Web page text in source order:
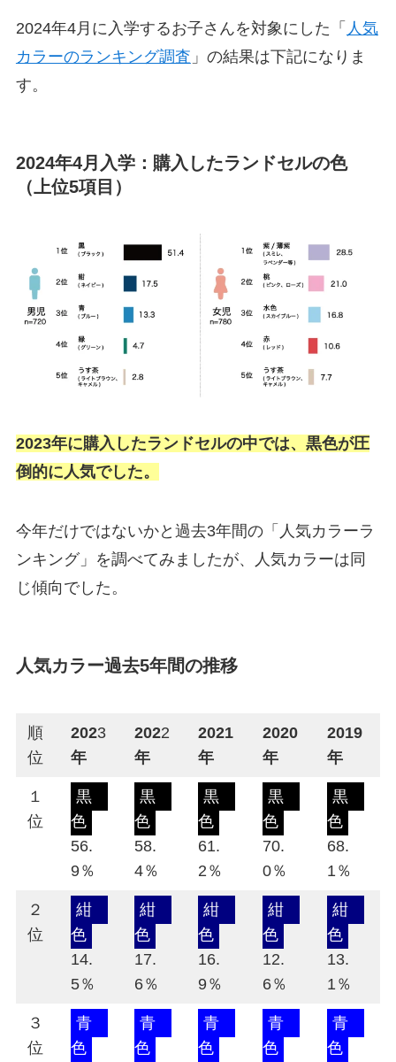
2024年4月に入学するお子さんを対象にした「 人気
カラーのランキング調査 」の結果は下記になりま
す。
2024年4月入学：購入したランドセルの色
（上位5項目）
2023年に購入したランドセルの中では、黒色が圧
倒的に人気でした。
今年だけではないかと過去3年間の「人気カラーラ
ンキング」を調べてみましたが、人気カラーは同
じ傾向でした。
人気カラー過去5年間の推移
順
位
2023
年
2022
年
2021
年
2020
年
2019
年
１
位
黒
色
56.
9％
黒
色
58.
4％
黒
色
61.
2％
黒
色
70.
0％
黒
色
68.
1％
２
位
紺
色
14.
5％
紺
色
17.
6％
紺
色
16.
9％
紺
色
12.
6％
紺
色
13.
1％
３
位
青
色
青
色
青
色
青
色
青
色